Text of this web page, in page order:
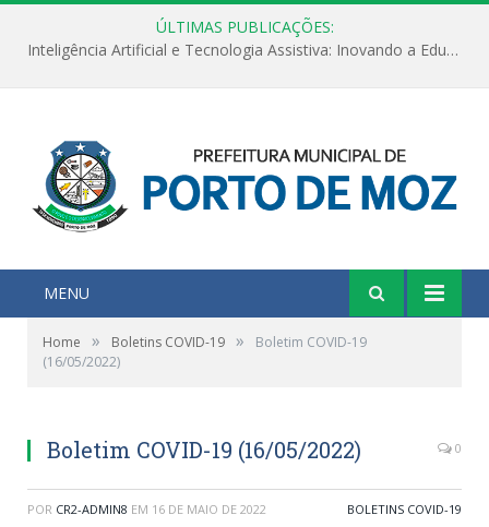
ÚLTIMAS PUBLICAÇÕES:
Inteligência Artificial e Tecnologia Assistiva: Inovando a Educação Especial e Inclusiva
MENU
Home » Boletins COVID-19 »
Boletim COVID-19
(16/05/2022)
Boletim COVID-19 (16/05/2022) 0
POR CR2-ADMIN8 EM 16 DE MAIO DE 2022 BOLETINS COVID-19